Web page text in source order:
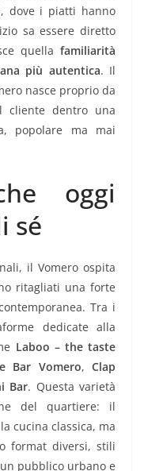
dove i piatti hanno
sa essere diretto
quella familiarità
più autentica. Il
nasce proprio da
cliente dentro una
popolare ma mai
oggi
sé
il Vomero ospita
ritagliati una forte
Tra i
dedicate alla
Laboo – the taste
Bar Vomero,Clap
Bar. Questa varietà
del quartiere: il
cucina classica, ma
format diversi, stili
pubblico urbano e